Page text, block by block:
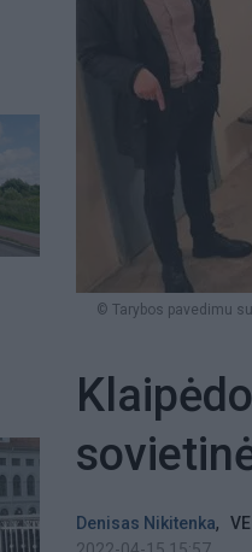
© Tarybos pavedimu
Denisas Nikitenka,